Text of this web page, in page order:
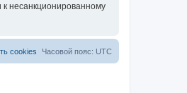
несанкционированному
Часовой пояс: UTC
cookies